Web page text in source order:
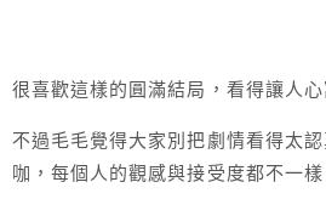
很喜歡這樣的圓滿結局，看得讓人
不過毛毛覺得大家別把劇情看得太
咖，每個人的觀感與接受度都不一樣